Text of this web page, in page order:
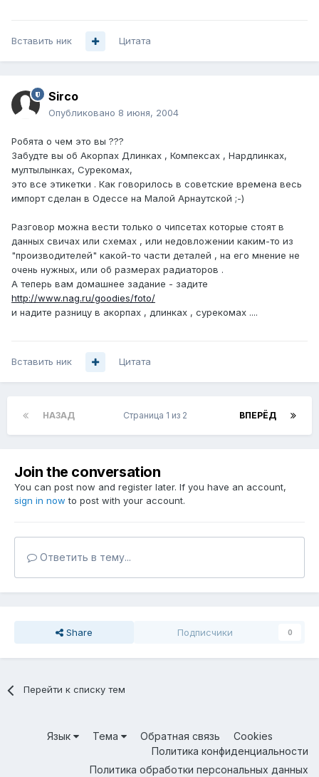
Вставить ник Цитата
Sirco
Опубликовано 8 июня, 2004
Робята о чем это вы ???
Забудте вы об Акорпах Длинках , Компексах , Нардлинках,
мултылынках, Сурекомах,
это все этикетки . Как говорилось в советские времена весь
импорт сделан в Одессе на Малой Арнаутской ;-)
Разговор можна вести только о чипсетах которые стоят в
данных свичах или схемах , или недовложении каким-то из
"производителей" какой-то части деталей , на его мнение не
очень нужных, или об размерах радиаторов .
А теперь вам домашнее задание - задите
http://www.nag.ru/goodies/foto/
и надите разницу в акорпах , длинках , сурекомах ....
Вставить ник Цитата
НАЗАД ВПЕРЁД
Страница 1 из 2
Join the conversation
You can post now and register later. If you have an account,
sign in now to post with your account.
Ответить в тему...
Share Подписчики 0
Перейти к списку тем
Язык Тема Обратная связь
Cookies
Политика конфиденциальности
Политика обработки персональных данных